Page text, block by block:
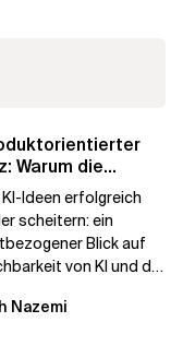
Warum die
von KI
Ideen erfolgreich
scheitern: ein
Blick auf
von KI und die
und...
Nazemi